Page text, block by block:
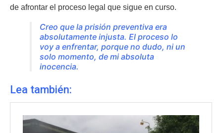
de afrontar el proceso legal que sigue en curso.
Creo que la prisión preventiva era
absolutamente injusta. El proceso lo
voy a enfrentar, porque no dudo, ni un
solo momento, de mi absoluta
inocencia.
Lea también: